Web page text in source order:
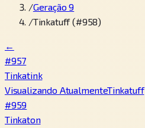
/Geração 9
/Tinkatuff (#958)
←
#957
Tinkatink
Visualizando AtualmenteTinkatuff
#959
Tinkaton